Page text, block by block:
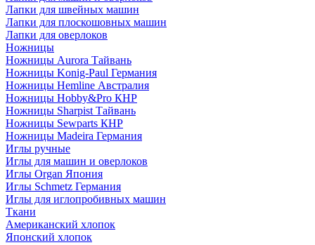
Лапки для швейных машин
Лапки для плоскошовных машин
Лапки для оверлоков
Ножницы
Ножницы Aurora Тайвань
Ножницы Konig-Paul Германия
Ножницы Hemline Австралия
Ножницы Hobby&Pro КНР
Ножницы Sharpist Тайвань
Ножницы Sewparts КНР
Ножницы Madeira Германия
Иглы ручные
Иглы для машин и оверлоков
Иглы Organ Япония
Иглы Schmetz Германия
Иглы для иглопробивных машин
Ткани
Американский хлопок
Японский хлопок